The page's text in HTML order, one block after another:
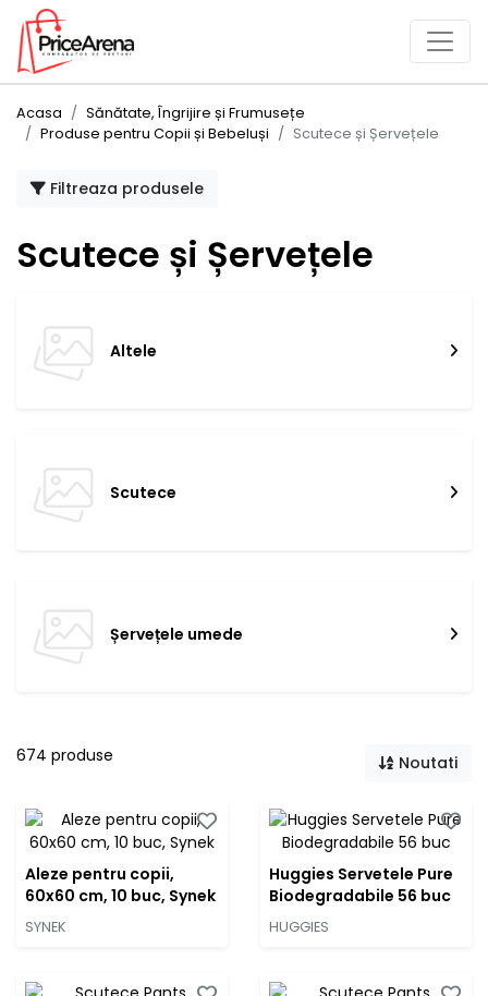
Acasa
Sănătate, Îngrijire și Frumusețe
Produse pentru Copii și Bebeluși
Scutece și Șervețele
Filtreaza produsele
Scutece și Șervețele
Altele
Scutece
Șervețele umede
674 produse Noutati
Aleze pentru copii,
60x60 cm, 10 buc, Synek
SYNEK
Huggies Servetele Pure
Biodegradabile 56 buc
HUGGIES